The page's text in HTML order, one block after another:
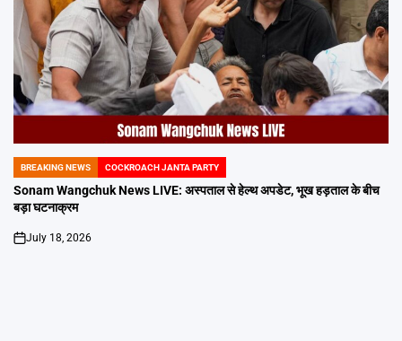
POSTED
IN
BREAKING NEWS COCKROACH JANTA PARTY
Sonam Wangchuk News LIVE: अस्पताल से हेल्थ अपडेट, भूख हड़ताल के बीच
बड़ा घटनाक्रम
on
July 18, 2026